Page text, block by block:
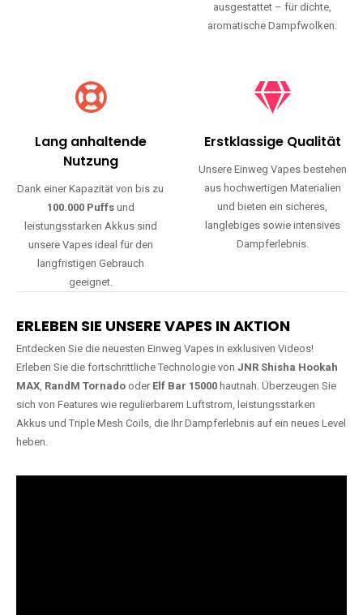
ausgestattet – für dichte,
aromatische Dampfwolken.
Lang anhaltende
Nutzung
Dank einer Kapazität von bis zu
100.000 Puffsund
leistungsstarken Akkus sind
unsere Vapes ideal für den
langfristigen Gebrauch
geeignet.
Erstklassige Qualität
Unsere Einweg Vapes bestehen
aus hochwertigen Materialien
und bieten ein sicheres,
langlebiges sowie intensives
Dampferlebnis.
ERLEBEN SIE UNSERE VAPES IN AKTION
Entdecken Sie die neuesten Einweg Vapes in exklusiven Videos!
Erleben Sie die fortschrittliche Technologie von JNR Shisha Hookah
MAX, RandM Tornado oder Elf Bar 15000 hautnah. Überzeugen Sie
sich von Features wie regulierbarem Luftstrom, leistungsstarken
Akkus und Triple Mesh Coils, die Ihr Dampferlebnis auf ein neues Level
heben.